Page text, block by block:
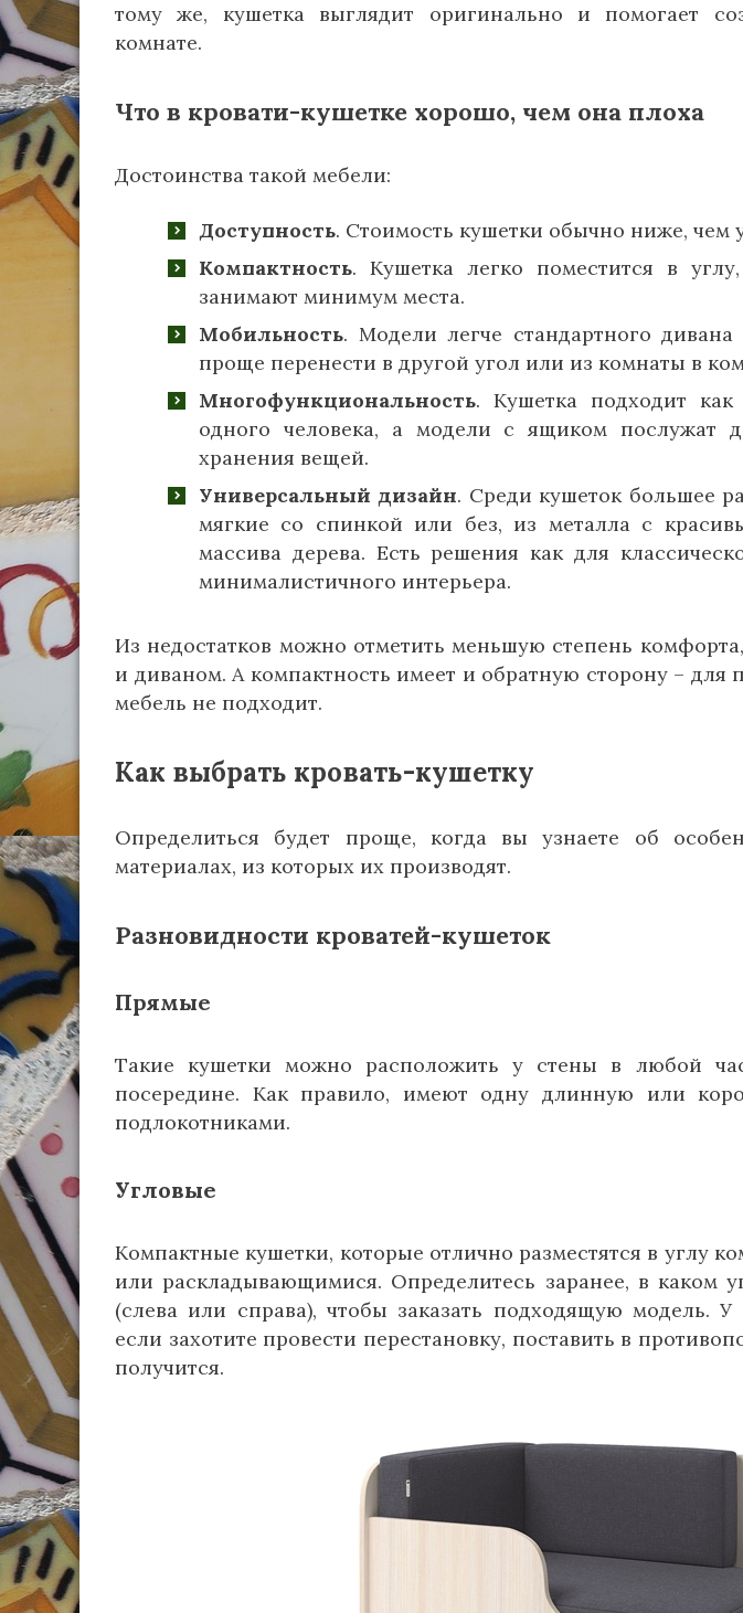
тому же, кушетка выглядит оригинально и помогает
комнате.
Что в кровати-кушетке хорошо, чем она плоха
Достоинства такой мебели:
Доступность. Стоимость кушетки обычно ниже, чем
Компактность. Кушетка легко поместится в
занимают минимум места.
Мобильность. Модели легче стандартного
проще перенести в другой угол или из комнаты в
Многофункциональность. Кушетка подходит
одного человека, а модели с ящиком послужат
хранения вещей.
Универсальный дизайн. Среди кушеток большее
мягкие со спинкой или без, из металла с
массива дерева. Есть решения как для
минималистичного интерьера.
Из недостатков можно отметить меньшую степень
и диваном. А компактность имеет и обратную сторону – для
мебель не подходит.
Как выбрать кровать-кушетку
Определиться будет проще, когда вы узнаете об
материалах, из которых их производят.
Разновидности кроватей-кушеток
Прямые
Такие кушетки можно расположить у стены в любой
посередине. Как правило, имеют одну длинную или
подлокотниками.
Угловые
Компактные кушетки, которые отлично разместятся в углу
или раскладывающимися. Определитесь заранее, в каком
(слева или справа), чтобы заказать подходящую модель.
если захотите провести перестановку, поставить в
получится.